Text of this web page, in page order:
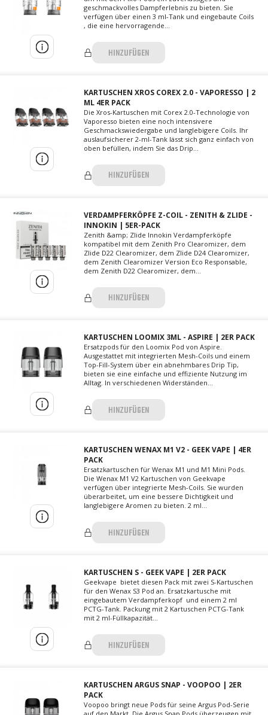
geschmackvolles Dampferlebnis zu bieten. Sie
verfügen über einen 3 ml-Tank und eingebaute Coils
, die eine hervorragende...
HINZUFÜGEN
KARTUSCHEN XROS COREX 2.0 - VAPORESSO | 2
ML 4ER PACK
Die Xros-Kartuschen mit Corex 2.0-Technologie von
Vaporesso bieten eine noch intensivere
Geschmackswiedergabe und langlebigere Coils. Ihr
auslaufsicherer 2-ml-Tank lässt sich ganz einfach von
oben befüllen, indem Sie das Drip...
HINZUFÜGEN
VERDAMPFERKÖPFE Z-COIL - ZENITH & ZLIDE -
INNOKIN | 5ER-PACK
Zenith &amp; Zlide Innokin Verdampferköpfe
kompatibel mit dem Zenith Pro Clearomizer, dem
Zlide D22 Clearomizer, dem Zlide D24 Clearomizer,
dem Zenith Clearomizer Version Eco Responsable,
dem Zenith D22 Clearomizer, dem...
HINZUFÜGEN
KARTUSCHEN LOOMIX 3ML - ASPIRE | 2ER PACK
Ersatzpods für den Loomix Pod von Aspire.
Ausgestattet mit integrierten Mesh-Coils und einem
Top-Fill-System über ein abnehmbares Drip Tip,
bieten sie eine einfache und effiziente Nutzung im
Alltag. In verschiedenen Widerständen...
HINZUFÜGEN
KARTUSCHEN WENAX M1 V2 - GEEK VAPE | 4ER
PACK
Ersatzkartuschen für Wenax M1 und M1 Mini Pods.
Die Wenax M1 V2 Kartuschen von Geekvape
verfügen über integrierte Mesh-Coils. Sie wurden
überarbeitet, um eine bessere Dichtigkeit und
langlebigere Aromen zu bieten. 2 ml...
HINZUFÜGEN
KARTUSCHEN S - GEEK VAPE | 2ER PACK
Geekvape bietet diesen Pack mit zwei S-Kartuschen
für den Wenax S3 Pod an. Ersatzkartusche mit
eingebautem Verdampferkopf und einem 2 ml
PCTG-Tank. Packung mit 2 Kartuschen PCTG-Tank
mit 2 ml-Füllkapazität...
HINZUFÜGEN
KARTUSCHEN ARGUS SNAP - VOOPOO | 2ER
PACK
Voopoo bringt neue Pods für seine Argus Pod-Serie